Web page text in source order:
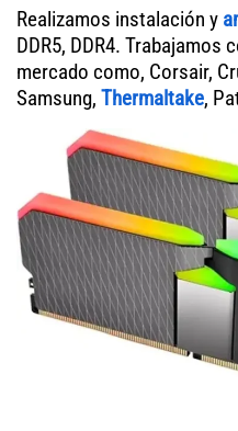
Realizamos instalación y
DDR5, DDR4. Trabajamos
mercado como, Corsair,
Samsung, Thermaltake,